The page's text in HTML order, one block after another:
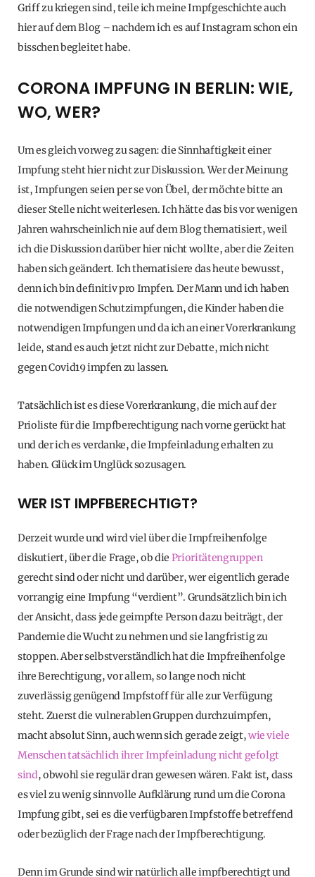
Griff zu kriegen sind, teile ich meine Impfgeschichte auch
hier auf dem Blog – nachdem ich es auf Instagram schon ein
bisschen begleitet habe.
CORONA IMPFUNG IN BERLIN: WIE,
WO, WER?
Um es gleich vorweg zu sagen: die Sinnhaftigkeit einer
Impfung steht hier nicht zur Diskussion. Wer der Meinung
ist, Impfungen seien per se von Übel, der möchte bitte an
dieser Stelle nicht weiterlesen. Ich hätte das bis vor wenigen
Jahren wahrscheinlich nie auf dem Blog thematisiert, weil
ich die Diskussion darüber hier nicht wollte, aber die Zeiten
haben sich geändert. Ich thematisiere das heute bewusst,
denn ich bin definitiv pro Impfen. Der Mann und ich haben
die notwendigen Schutzimpfungen, die Kinder haben die
notwendigen Impfungen und da ich an einer Vorerkrankung
leide, stand es auch jetzt nicht zur Debatte, mich nicht
gegen Covid19 impfen zu lassen.
Tatsächlich ist es diese Vorerkrankung, die mich auf der
Prioliste für die Impfberechtigung nach vorne gerückt hat
und der ich es verdanke, die Impfeinladung erhalten zu
haben. Glück im Unglück sozusagen.
WER IST IMPFBERECHTIGT?
Derzeit wurde und wird viel über die Impfreihenfolge
diskutiert, über die Frage, ob die Prioritätengruppen
gerecht sind oder nicht und darüber, wer eigentlich gerade
vorrangig eine Impfung “verdient”. Grundsätzlich bin ich
der Ansicht, dass jede geimpfte Person dazu beiträgt, der
Pandemie die Wucht zu nehmen und sie langfristig zu
stoppen. Aber selbstverständlich hat die Impfreihenfolge
ihre Berechtigung, vor allem, so lange noch nicht
zuverlässig genügend Impfstoff für alle zur Verfügung
steht. Zuerst die vulnerablen Gruppen durchzuimpfen,
macht absolut Sinn, auch wenn sich gerade zeigt,wie viele
Menschen tatsächlich ihrer Impfeinladung nicht gefolgt
sind, obwohl sie regulär dran gewesen wären. Fakt ist, dass
es viel zu wenig sinnvolle Aufklärung rund um die Corona
Impfung gibt, sei es die verfügbaren Impfstoffe betreffend
oder bezüglich der Frage nach der Impfberechtigung.
Denn im Grunde sind wir natürlich alle impfberechtigt und